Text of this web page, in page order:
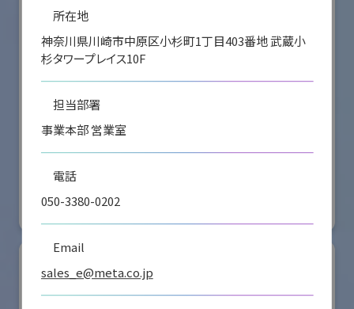
所在地
神奈川県川崎市中原区小杉町1丁目403番地 武蔵小
杉タワープレイス10F
担当部署
事業本部 営業室
電話
050-3380-0202
Email
sales_e@meta.co.jp
株式会社ケーメックスONE
#スマートプロダクションロボット
#要素技術